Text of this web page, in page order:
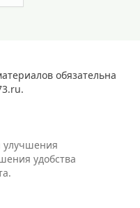
обязательна
удобства